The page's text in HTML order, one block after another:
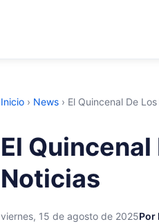
Inicio › News › El Quincenal De
El
Noticias
viernes, 15 de agosto de 2025Por